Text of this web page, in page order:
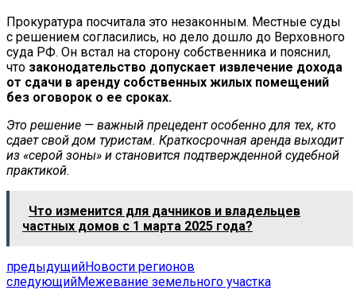
Прокуратура посчитала это незаконным. Местные суды
с решением согласились, но дело дошло до Верховного
суда РФ. Он встал на сторону собственника и пояснил,
что законодательство допускает извлечение дохода
от сдачи в аренду собственных жилых помещений
без оговорок о ее сроках.
Это решение — важный прецедент особенно для тех, кто
сдает свой дом туристам. Краткосрочная аренда выходит
из «серой зоны» и становится подтвержденной судебной
практикой.
Что изменится для дачников и владельцев
частных домов с 1 марта 2025 года?
предыдущийНовости регионов
следующийМежевание земельного участка